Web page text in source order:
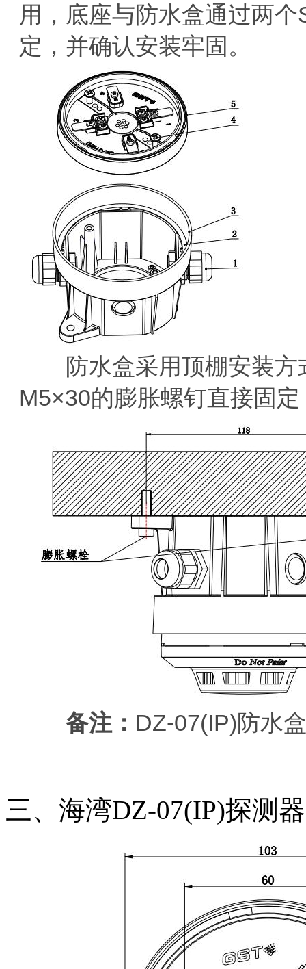
用，底座与防水盒通过两
定，并确认安装牢固。
防水盒采用顶棚安装方
M5×30的膨胀螺钉直接固
备注： DZ-07(IP)防水
三、海湾DZ-07(IP)探测